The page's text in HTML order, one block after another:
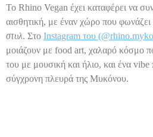
Το Rhino Vegan έχει καταφέρει να
αισθητική, με έναν χώρο που φωνάζει
στυλ. Στο Instagram του
μοιάζουν με food art, χαλαρό κόσμο
του με μουσική και ήλιο, και ένα vibe
σύγχρονη πλευρά της Μυκόνου.